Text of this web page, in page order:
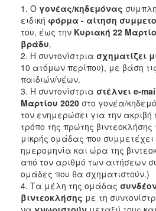
1. Ο γονέας/κηδεμόνας
ειδική φόρμα - αίτηση
του, έως την Κυριακή 22
βράδυ.
2. Η συντονίστρια σχηματίζει
10 ατόμων περίπου), με βάση
παιδιών/νέων.
3. Η συντονίστρια στέλνει e-
Μαρτίου 2020 στο γονέα/
τον ενημερώσει για την
τρόπο της πρώτης
μικρής ομάδας που συμμετέχει
ημερομηνία και ώρα της
από τον αριθμό των αιτήσεων
ομάδες που θα σχηματιστούν.)
4. Τα μέλη της ομάδας
βιντεοκλήσης με τη